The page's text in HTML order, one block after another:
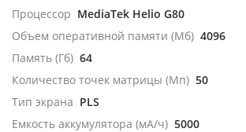
Процессор MediaTek Helio G80
Объем оперативной памяти (Мб) 4096
Память (Гб) 64
Количество точек матрицы (Мп) 50
Тип экрана PLS
Емкость аккумулятора (мА/ч) 5000